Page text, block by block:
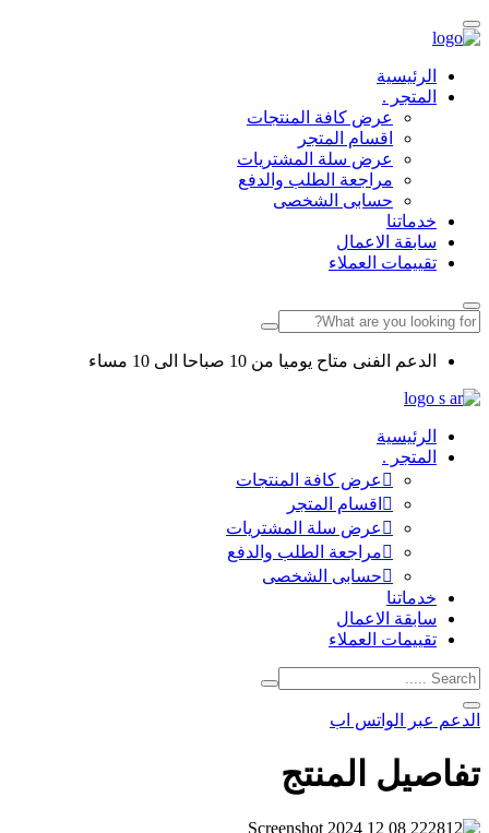
الرئيسية
المتجر .
عرض كافة المنتجات
اقسام المتجر
عرض سلة المشتريات
مراجعة الطلب والدفع
حسابى الشخصى
خدماتنا
سابقة الاعمال
تقييمات العملاء
الدعم الفنى متاح يوميا من 10 صباحا الى 10 مساء
الرئيسية
المتجر .
عرض كافة المنتجات
اقسام المتجر
عرض سلة المشتريات
مراجعة الطلب والدفع
حسابى الشخصى
خدماتنا
سابقة الاعمال
تقييمات العملاء
الدعم عبر الواتس اب
تفاصيل المنتج